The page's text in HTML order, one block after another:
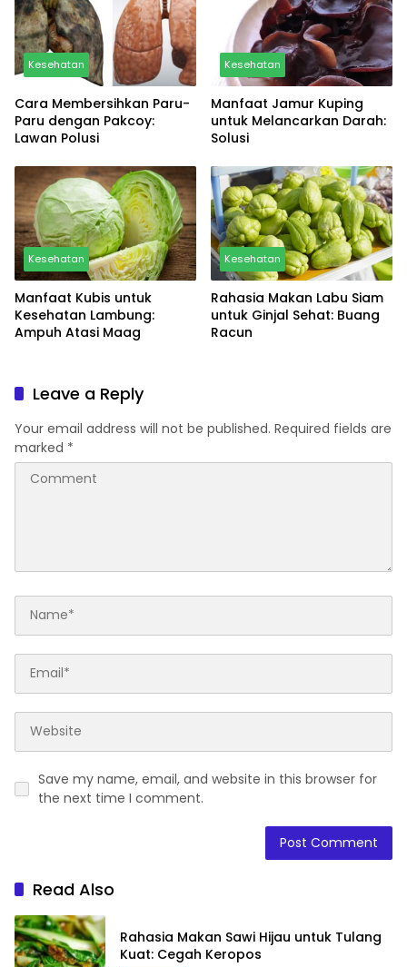
Kesehatan
Cara Membersihkan Paru-
Paru dengan Pakcoy:
Lawan Polusi
Kesehatan
Manfaat Jamur Kuping
untuk Melancarkan Darah:
Solusi
Kesehatan
Manfaat Kubis untuk
Kesehatan Lambung:
Ampuh Atasi Maag
Kesehatan
Rahasia Makan Labu Siam
untuk Ginjal Sehat: Buang
Racun
Leave a Reply
Your email address will not be published. Required fields are
marked *
Save my name, email, and website in this browser for
the next time I comment.
Read Also
Rahasia Makan Sawi Hijau untuk Tulang
Kuat: Cegah Keropos